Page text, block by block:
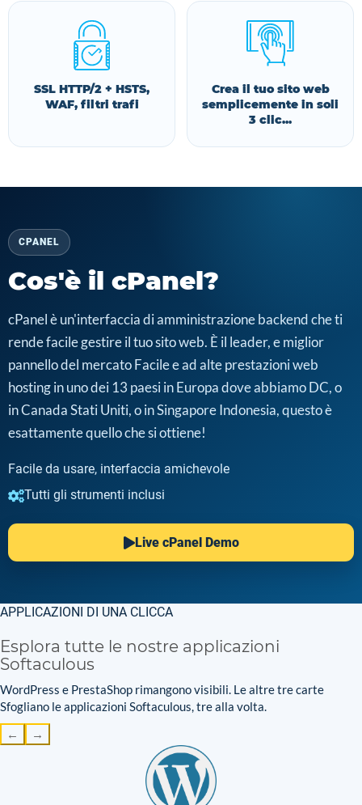
SSL HTTP/2 + HSTS,
WAF, filtri trafi
Crea il tuo sito web
semplicemente in soli
3 clic...
CPANEL
Cos'è il cPanel?
cPanel è un'interfaccia di amministrazione backend che ti
rende facile gestire il tuo sito web. È il leader, e miglior
pannello del mercato Facile e ad alte prestazioni web
hosting in uno dei 13 paesi in Europa dove abbiamo DC, o
in Canada Stati Uniti, o in Singapore Indonesia, questo è
esattamente quello che si ottiene!
Facile da usare, interfaccia amichevole
Tutti gli strumenti inclusi
Live cPanel Demo
APPLICAZIONI DI UNA CLICCA
Esplora tutte le nostre applicazioni
Softaculous
WordPress e PrestaShop rimangono visibili. Le altre tre carte
Sfogliano le applicazioni Softaculous, tre alla volta.
← →